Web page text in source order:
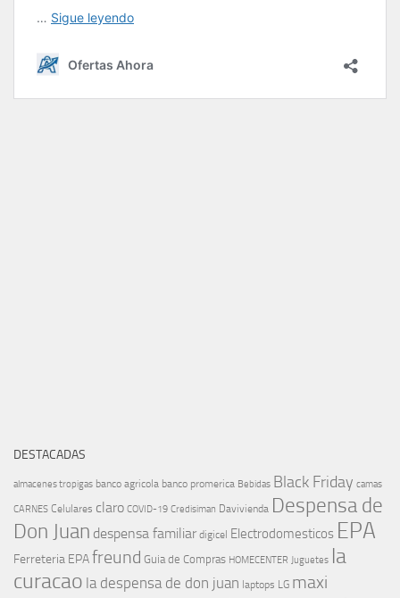
DESTACADAS
almacenes tropigas banco agricola banco promerica Bebidas Black Friday camas
CARNES Celulares claro COVID-19 Credisiman Davivienda Despensa de
Don Juan despensa familiar digicel Electrodomesticos EPA
Ferreteria EPAfreund Guia de Compras HOMECENTER Juguetes la
curacao la despensa de don juan laptops LG maxi